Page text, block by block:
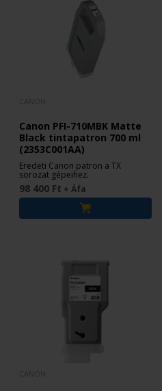
Canon PFI-710MBK Matte
Black tintapatron 700 ml
(2353C001AA)
Eredeti Canon patron a TX
sorozat gépeihez.
98 400 Ft + Áfa